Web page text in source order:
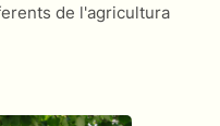
de l'agricultura